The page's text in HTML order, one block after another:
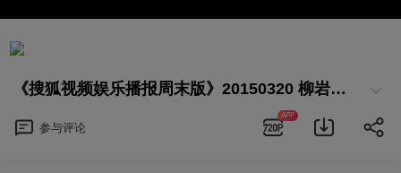
《搜狐视频娱乐播报周末版》20150320 柳岩曝被迫成赚钱工具 称经纪人会砍死男友
参与评论
APP